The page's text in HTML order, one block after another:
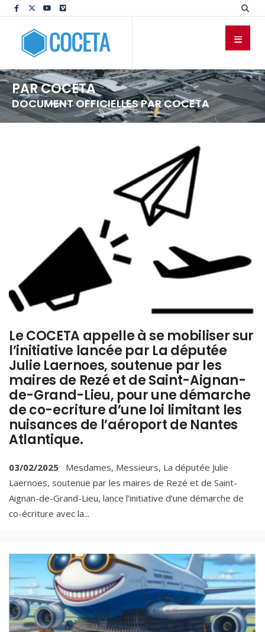
PAR COCETA
DOCUMENT OFFICIELLES PAR COCETA
Le COCETA appelle à se mobiliser sur
l’initiative lancée par La députée
Julie Laernoes, soutenue par les
maires de Rezé et de Saint-Aignan-
de-Grand-Lieu, pour une démarche
de co-ecriture d’une loi limitant les
nuisances de l’aéroport de Nantes
Atlantique.
03/02/2025
Mesdames, Messieurs, La députée Julie
Laernoes, soutenue par les maires de Rezé et de Saint-
Aignan-de-Grand-Lieu, lance l’initiative d’une démarche de
co-écriture avec la...